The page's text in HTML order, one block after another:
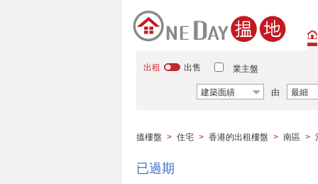
出租 出售 業主盤
建築面績 由 最細
搵樓盤 > 住宅 > 香港的出租樓盤 > 南區 >
已過期